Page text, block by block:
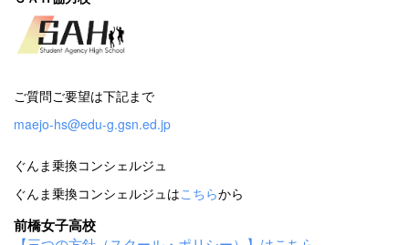
ご質問ご要望は下記まで
maejo-hs@edu-g.gsn.ed.jp
ぐんま乗換コンシェルジュ
ぐんま乗換コンシェルジュはこちらから
前橋女子高校